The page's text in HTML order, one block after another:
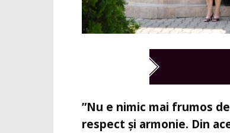
”Nu e nimic mai frumos
respect și armonie. Din